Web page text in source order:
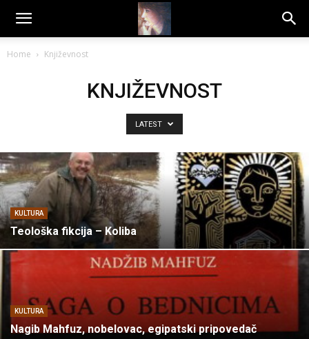
Dragana
Home Književnost
KNJIŽEVNOST
LATEST
KULTURA
Teološka fikcija – Koliba
KULTURA
Nagib Mahfuz, nobelovac, egipatski pripovedač